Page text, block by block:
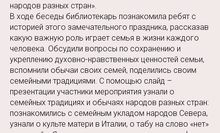
народов разных стран».
В ходе беседы библиотекарь познакомила ребят с
историей этого замечательного праздника, рассказав
какую важную роль играет семья в жизни каждого
человека. Обсудили вопросы по сохранению и
укреплению духовно-нравственных ценностей семьи,
вспомнили обычаи своих семей, поделились своим
семейными традициями. С помощью слайд –
презентации участники мероприятия узнали о
семейных традициях и обычаях народов разных стран:
познакомились с семейным укладом народов Севера,
узнали о культе матери в Италии, о табу на слово «нет»